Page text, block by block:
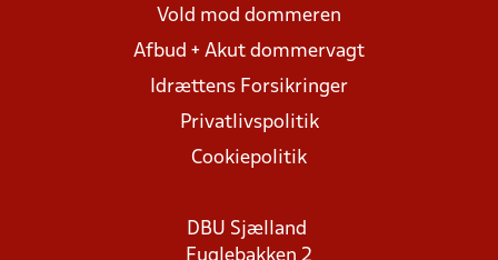
Vold mod dommeren
Afbud + Akut dommervagt
Idrættens Forsikringer
Privatlivspolitik
Cookiepolitik
DBU Sjælland
Fuglebakken 2